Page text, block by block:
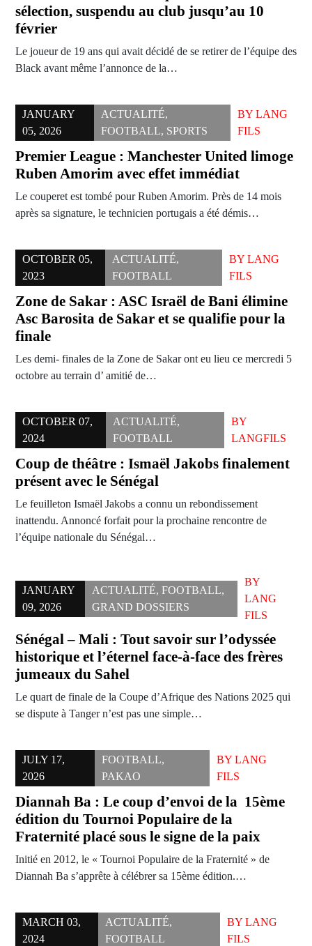
sélection, suspendu au club jusqu’au 10
février
Le joueur de 19 ans qui avait décidé de se retirer de l’équipe des
Black avant même l’annonce de la…
JANUARY
05, 2026
ACTUALITÉ,
FOOTBALL, SPORTS
BY LANG
FILS
Premier League : Manchester United limoge
Ruben Amorim avec effet immédiat
Le couperet est tombé pour Ruben Amorim. Près de 14 mois
après sa signature, le technicien portugais a été démis…
OCTOBER 05,
2023
ACTUALITÉ,
FOOTBALL
BYLANG
FILS
Zone de Sakar : ASC Israël de Bani élimine
Asc Barosita de Sakar et se qualifie pour la
finale
Les demi- finales de la Zone de Sakar ont eu lieu ce mercredi 5
octobre au terrain d’ amitié de…
OCTOBER 07,
2024
ACTUALITÉ,
FOOTBALL
BY
LANGFILS
Coup de théâtre : Ismaël Jakobs finalement
présent avec le Sénégal
Le feuilleton Ismaël Jakobs a connu un rebondissement
inattendu. Annoncé forfait pour la prochaine rencontre de
l’équipe nationale du Sénégal…
JANUARY
09, 2026
ACTUALITÉ,FOOTBALL,
GRAND DOSSIERS
BY
LANG
FILS
Sénégal – Mali : Tout savoir sur l’odyssée
historique et l’éternel face-à-face des frères
jumeaux du Sahel
Le quart de finale de la Coupe d’Afrique des Nations 2025 qui
se dispute à Tanger n’est pas une simple…
JULY 17,
2026
FOOTBALL,
PAKAO
BY LANG
FILS
Diannah Ba : Le coup d’envoi de la 15ème
édition du Tournoi Populaire de la
Fraternité placé sous le signe de la paix
Initié en 2012, le « Tournoi Populaire de la Fraternité » de
Diannah Ba s’apprête à célébrer sa 15ème édition.…
MARCH 03,
2024
ACTUALITÉ,
FOOTBALL
BY LANG
FILS